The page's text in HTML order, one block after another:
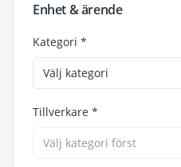
Enhet & ärende
Kategori *
Välj kategori
Tillverkare *
Välj kategori först